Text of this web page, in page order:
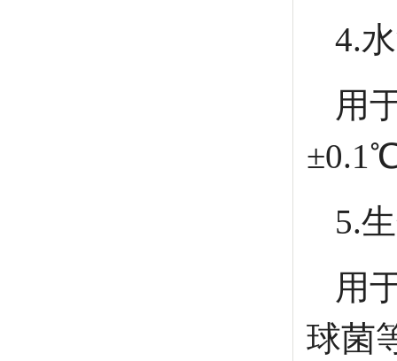
4.
用
5.
用
球菌